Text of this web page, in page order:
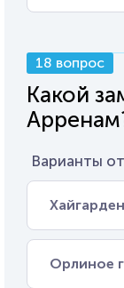
18 вопрос
Какой
Варианты
Хайгарден
Орлиное